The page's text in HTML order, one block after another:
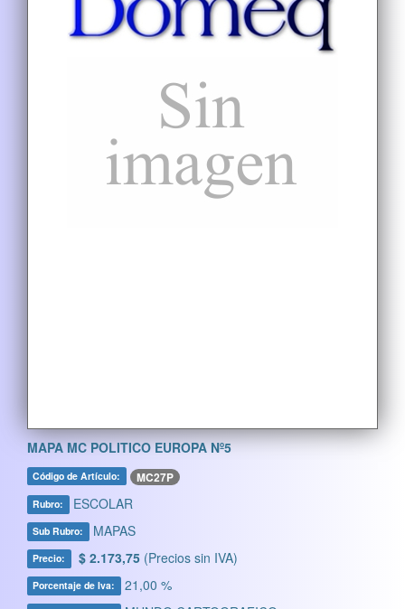
MAPA MC POLITICO EUROPA Nº5
Código de Artículo: MC27P
Rubro: ESCOLAR
Sub Rubro: MAPAS
Precio: $ 2.173,75 (Precios sin IVA)
Porcentaje de Iva: 21,00 %